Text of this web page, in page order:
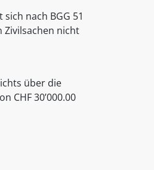
nach BGG 51
Zivilsachen nicht
über die
CHF 30’000.00